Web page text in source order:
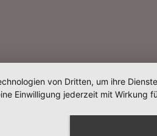
von Dritten, um ihre
Einwilligung jederzeit mit Wirkung